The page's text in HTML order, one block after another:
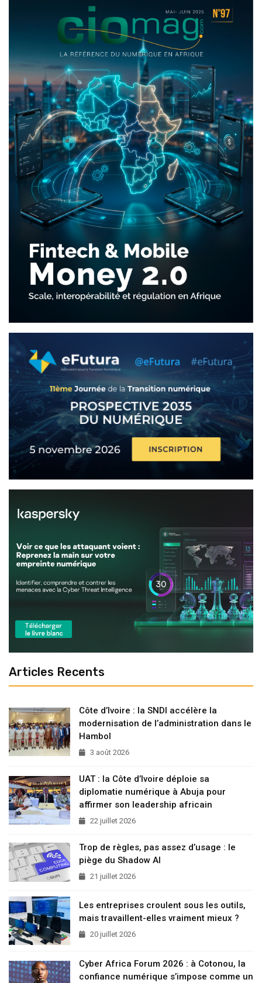
Articles Recents
Côte d’Ivoire : la SNDI accélère la
modernisation de l’administration dans le
Hambol
3 août 2026
UAT : la Côte d’Ivoire déploie sa
diplomatie numérique à Abuja pour
affirmer son leadership africain
22 juillet 2026
Trop de règles, pas assez d’usage : le
piège du Shadow AI
21 juillet 2026
Les entreprises croulent sous les outils,
mais travaillent-elles vraiment mieux ?
20 juillet 2026
Cyber Africa Forum 2026 : à Cotonou, la
confiance numérique s’impose comme un